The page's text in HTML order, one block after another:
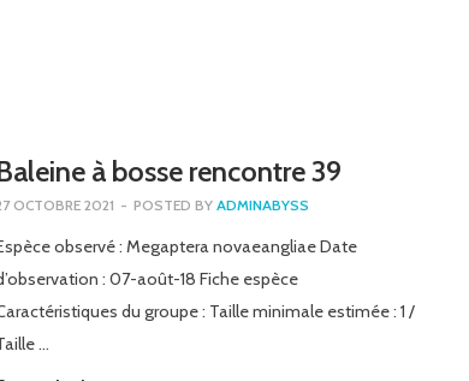
à bosse rencontre 39
OCTOBRE 2021 - POSTED BY ADMINABYSS
observé : Megaptera novaeangliae Date
: 07-août-18 Fiche espèce
du groupe : Taille minimale estimée : 1 /
…